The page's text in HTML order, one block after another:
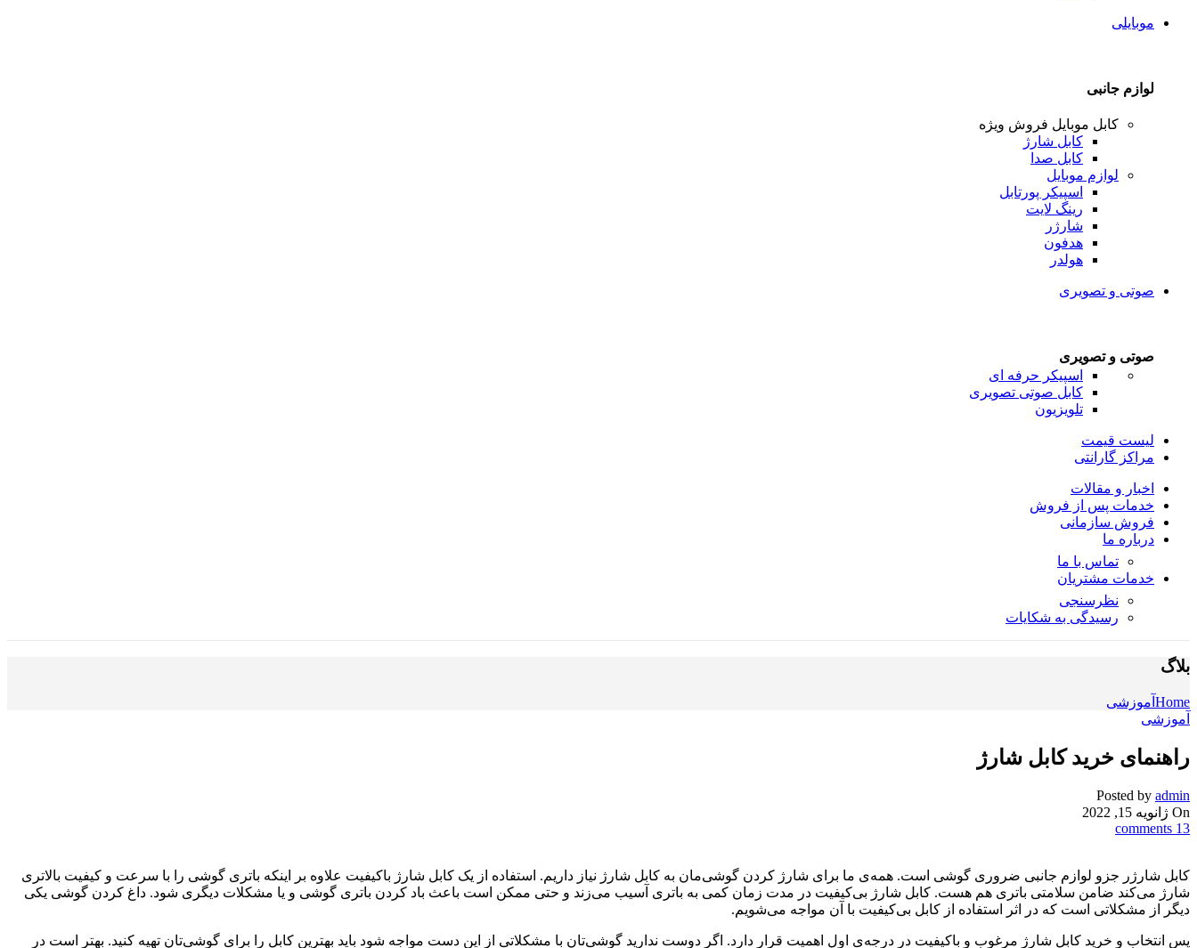
موبایلی
لوازم جانبی
کابل موبایل فروش ویژه
کابل شارژ
کابل صدا
لوازم موبایل
اسپیکر پورتابل
رینگ لایت
شارژر
هدفون
هولدر
صوتی و تصویری
صوتی و تصویری
اسپیکر حرفه ای
کابل صوتی تصویری
تلویزیون
لیست قیمت
مراکز گارانتی
اخبار و مقالات
خدمات پس از فروش
فروش سازمانی
درباره ما
تماس با ما
خدمات مشتریان
نظرسنجی
رسیدگی به شکایات
بلاگ
Home آموزشی
آموزشی
راهنمای خرید کابل شارژ
Posted by admin
On ژانویه 15, 2022
13
comments
کابل شارژر جزو لوازم جانبی ضروری گوشی است. همه‌ی ما برای شارژ کردن گوشی‌مان به کابل شارژ نیاز داریم. استفاده از یک کابل شارژ باکیفیت علاوه بر اینکه باتری گوشی را با سرعت و کیفیت بالاتری
شارژ می‌کند ضامن سلامتی باتری هم هست. کابل شارژ بی‌کیفیت در مدت زمان کمی به باتری آسیب می‌زند و حتی ممکن است باعث باد کردن باتری گوشی و یا مشکلات دیگری شود. داغ کردن گوشی یکی
دیگر از مشکلاتی است که در اثر استفاده از کابل بی‌کیفیت با آن مواجه می‌شویم.
پس انتخاب و خرید کابل شارژ مرغوب و باکیفیت در درجه‌ی اول اهمیت قرار دارد. اگر دوست ندارید گوشی‌تان با مشکلاتی از این دست مواجه شود باید بهترین کابل را برای گوشی‌تان تهیه کنید. بهتر است در